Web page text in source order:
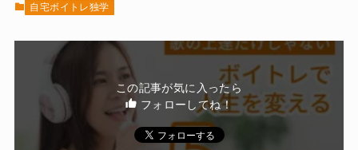
自宅ボイトレ独学
この記事が気に入ったら
フォローしてね！